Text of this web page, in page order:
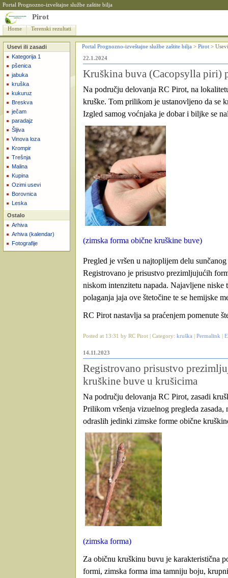
Portal Prognozno-izveštajne službe zaštite bilja
Pirot
Home Terenski rezultati
Usevi ili zasadi
Kategorija 1
pšenica
jabuka
kruška
kukuruz
Breskva
ječam
paradajz
Šljiva
Vinova loza
Krompir
Trešnja
Malina
Kupina
Ozimi usevi
Borovnica
Leska
Ostalo
Arhiva
Arhiva (kalendar)
Fotografije
Portal Prognozno-izveštajne službe zaštite bilja > Pirot >
22.1.2024
Kruškina buva (Cacopsylla piri)
Na području delovanja RC Pirot, na
kruške. Tom prilikom je ustanovljeno da se
Izgled samog voćnjaka je dobar i biljke se
(zimska forma obične kruškine buve)
Pregled je vršen u najtoplijem delu
Registrovano je prisustvo prezimljujućih
niskom intenzitetu napada. Najavljene niske
polaganja jaja ove štetočine te se hemijske
RC Pirot nastavlja sa praćenjem pomenute
Posted at 13:31 by RC Pirot | Category: kruška Permalink
14.11.2023
Registrovano prisustvo
kruškine buve u krušicima
Na području delovanja RC Pirot, zasadi
Prilikom vršenja vizuelnog pregleda
odraslih jedinki zimske forme obične
(zimska forma)
Za običnu kruškinu buvu je karakteristična
formi, zimska forma ima tamniju boju,